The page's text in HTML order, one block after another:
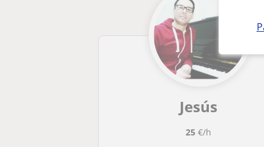
Jesús
25€/h